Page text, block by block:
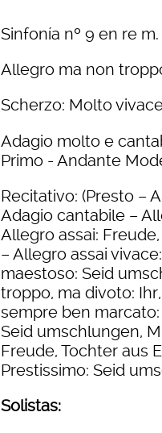
Sinfonía nº 9 en re
Allegro ma non
Scherzo: Molto
Adagio molto e
Primo - Andante
Recitativo: (Presto –
Adagio cantabile –
Allegro assai:
– Allegro assai
maestoso: Seid
troppo, ma divoto:
sempre ben
Seid umschlungen,
Freude, Tochter aus
Prestissimo: Seid
Solistas: